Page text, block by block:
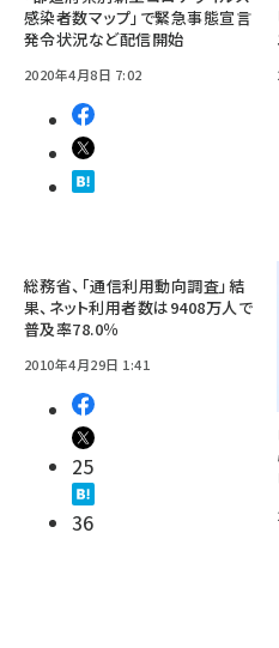
感染者数マップ」で緊急事態宣言
発令状況など配信開始
2020年4月8日 7:02
総務省、「通信利用動向調査」結
果、ネット利用者数は9408万人で
普及率78.0％
2010年4月29日 1:41
25
36